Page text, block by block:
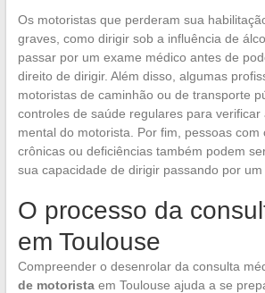
Os motoristas que perderam sua
graves, como dirigir sob a influência de
passar por um exame médico antes de
direito de dirigir. Além disso, algumas
motoristas de caminhão ou de transporte
controles de saúde regulares para verificar
mental do motorista. Por fim, pessoas com
crônicas ou deficiências também podem
sua capacidade de dirigir passando por um
O processo da
em Toulouse
Compreender o desenrolar da consulta
de motoristaem Toulouse ajuda a se